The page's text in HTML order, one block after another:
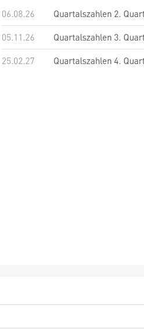
06.08.26
Quartalszahlen 2.
05.11.26
Quartalszahlen 3.
25.02.27
Quartalszahlen 4.